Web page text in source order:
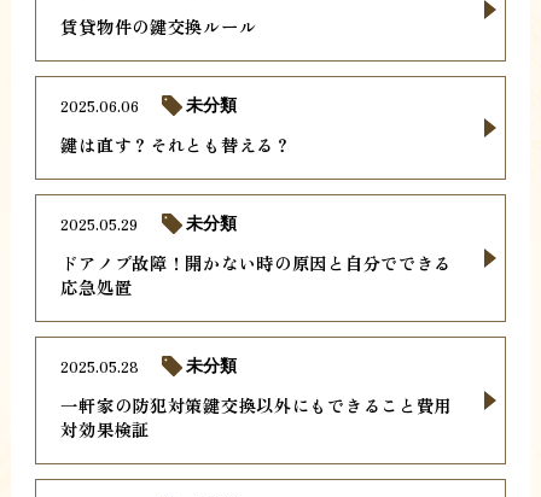
賃貸物件の鍵交換ルール
鍵は直す？それとも替える？
2025.06.06 未分類
ドアノブ故障！開かない時の原因と自分でできる
応急処置
2025.05.29 未分類
一軒家の防犯対策鍵交換以外にもできること費用
対効果検証
2025.05.28 未分類